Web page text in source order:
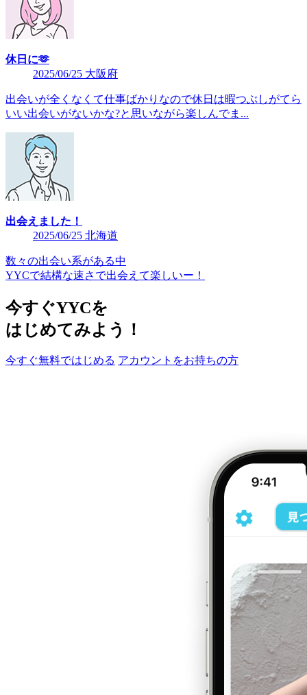
休日に🫶
2025/06/25 大阪府
出会いが全くなくて仕事ばかりなので休日は暇つぶしがてら
いい出会いがないかな?と思いながら楽しんでま...
出会えました！
2025/06/25 北海道
数々の出会い系がある中
YYCで結構な速さで出会えて楽しいー！
今すぐYYCを
はじめてみよう！
今すぐ無料ではじめる アカウントをお持ちの方